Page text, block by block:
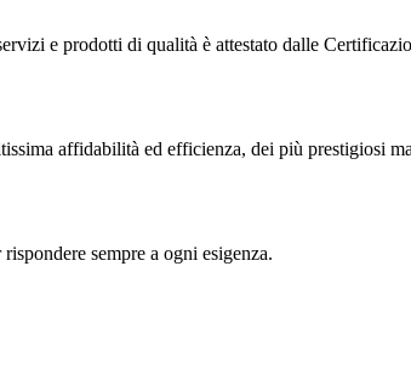
e prodotti di qualità è attestato dalle
affidabilità ed efficienza, dei più prestigiosi
sempre a ogni esigenza.